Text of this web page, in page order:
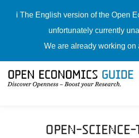
ℹ️ The English version of the Open
unfortunately currently
We are already working on
Open-